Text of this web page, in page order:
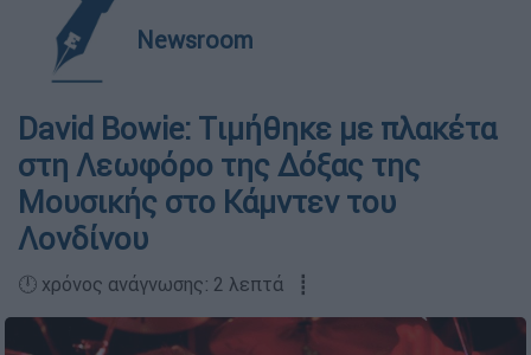
Newsroom
David Bowie: Tιμήθηκε με πλακέτα
στη Λεωφόρο της Δόξας της
Μουσικής στο Κάμντεν του
Λονδίνου
🕛 χρόνος ανάγνωσης: 2 λεπτά ┋